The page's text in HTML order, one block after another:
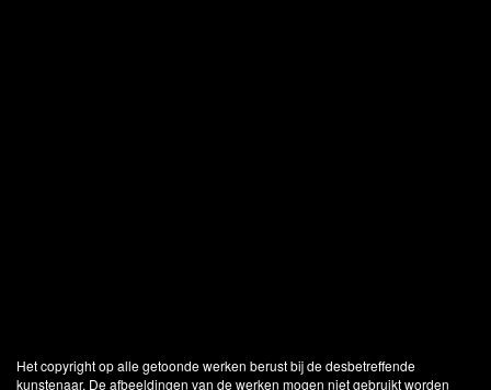
Het copyright op alle getoonde werken berust bij de desbetreffende
kunstenaar. De afbeeldingen van de werken mogen niet gebruikt worden